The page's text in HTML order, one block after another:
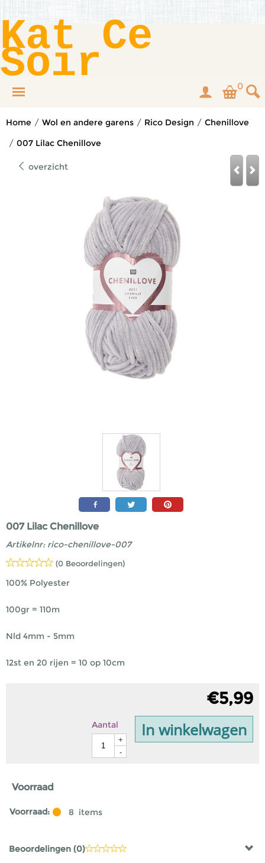
Kat Ce
Soir 0
Home / Wol en andere garens / Rico Design / Chenillove
/ 007 Lilac Chenillove
overzicht
007 Lilac Chenillove
Artikelnr: rico-chenillove-007
(0 Beoordelingen)
100% Polyester
100gr = 110m
Nld 4mm - 5mm
12st en 20 rijen = 10 op 10cm
€5,99
Aantal
+
-
In winkelwagen
Voorraad
Voorraad: 8 items
Beoordelingen (0)